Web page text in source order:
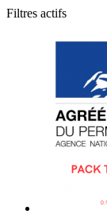
Filtres actifs